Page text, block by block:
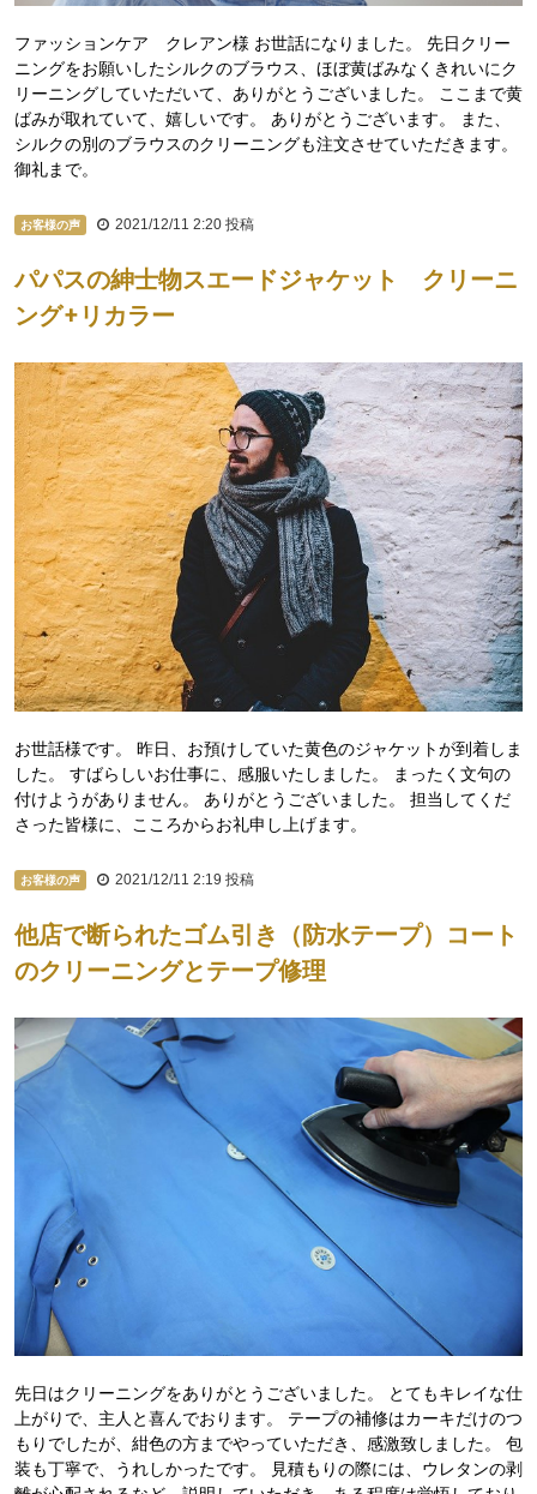
ファッションケア クレアン様 お世話になりました。 先日クリー
ニングをお願いしたシルクのブラウス、ほぼ黄ばみなくきれいにク
リーニングしていただいて、ありがとうございました。 ここまで黄
ばみが取れていて、嬉しいです。 ありがとうございます。 また、
シルクの別のブラウスのクリーニングも注文させていただきます。
御礼まで。
お客様の声 2021/12/11 2:20 投稿
パパスの紳士物スエードジャケット クリーニ
ング+リカラー
お世話様です。 昨日、お預けしていた黄色のジャケットが到着しま
した。 すばらしいお仕事に、感服いたしました。 まったく文句の
付けようがありません。 ありがとうございました。 担当してくだ
さった皆様に、こころからお礼申し上げます。
お客様の声 2021/12/11 2:19 投稿
他店で断られたゴム引き（防水テープ）コート
のクリーニングとテープ修理
先日はクリーニングをありがとうございました。 とてもキレイな仕
上がりで、主人と喜んでおります。 テープの補修はカーキだけのつ
もりでしたが、紺色の方までやっていただき、感激致しました。 包
装も丁寧で、うれしかったです。 見積もりの際には、ウレタンの剥